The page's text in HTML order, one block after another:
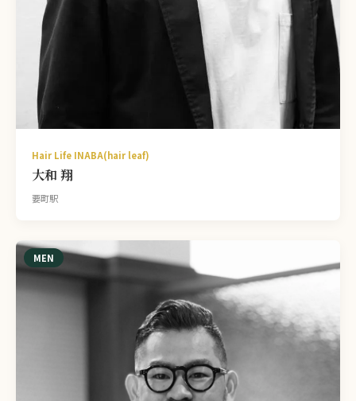
Hair Life INABA(hair leaf)
大和 翔
要町駅
MEN